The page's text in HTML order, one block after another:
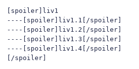
[spoiler]liv1
----[spoiler]liv1.1[/spoiler]
----[spoiler]liv1.2[/spoiler]
----[spoiler]liv1.3[/spoiler]
----[spoiler]liv1.4[/spoiler]
[/spoiler]